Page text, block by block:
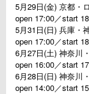
5月29日(金) 京都・
open 17:00／start
5月31日(日) 兵庫・
open 17:00／start
6月27日(土) 神奈川
open 16:00／start
6月28日(日) 神奈川
open 14:00／start